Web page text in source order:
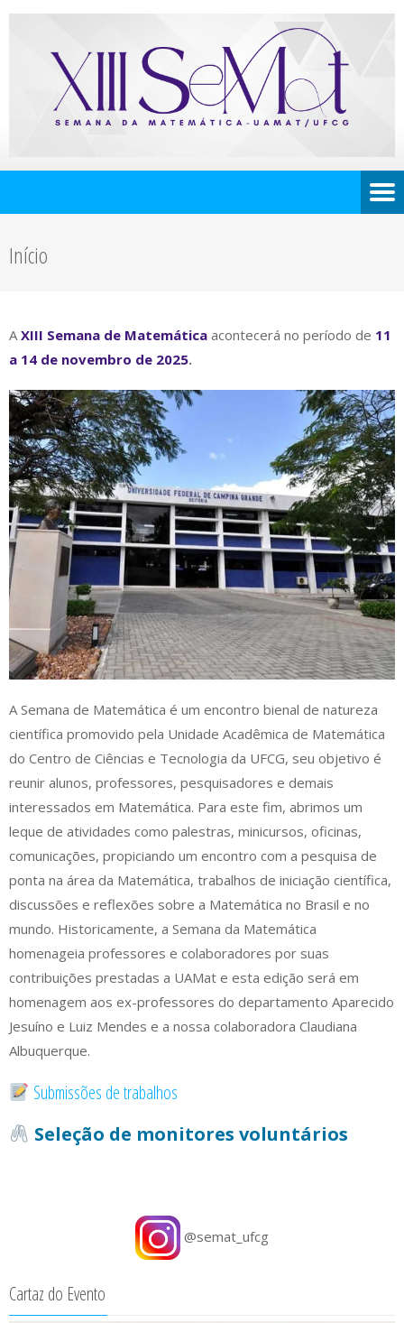
Início
A XIII Semana de Matemática acontecerá no período de 11
a 14 de novembro de 2025.
A Semana de Matemática é um encontro bienal de natureza
científica promovido pela Unidade Acadêmica de Matemática
do Centro de Ciências e Tecnologia da UFCG, seu objetivo é
reunir alunos, professores, pesquisadores e demais
interessados em Matemática. Para este fim, abrimos um
leque de atividades como palestras, minicursos, oficinas,
comunicações, propiciando um encontro com a pesquisa de
ponta na área da Matemática, trabalhos de iniciação científica,
discussões e reflexões sobre a Matemática no Brasil e no
mundo. Historicamente, a Semana da Matemática
homenageia professores e colaboradores por suas
contribuições prestadas a UAMat e esta edição será em
homenagem aos ex-professores do departamento Aparecido
Jesuíno e Luiz Mendes e a nossa colaboradora Claudiana
Albuquerque.
Submissões de trabalhos
Seleção de monitores voluntários
@semat_ufcg
Cartaz do Evento